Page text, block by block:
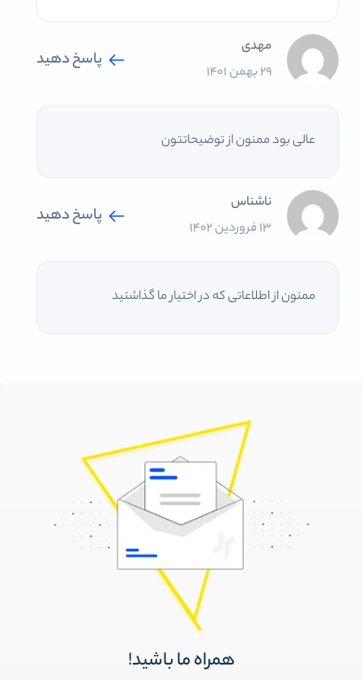
مهدی
29 بهمن 1401
پاسخ دهید
عالی بود ممنون از توضیحاتتون
ناشناس
13 فروردین 1402
پاسخ دهید
ممنون از اطلاعاتی که در اختیار ما گذاشتید
همراه ما باشید!